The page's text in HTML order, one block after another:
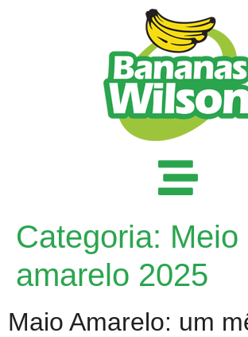
Categoria: Meio
amarelo 2025
Maio Amarelo: um